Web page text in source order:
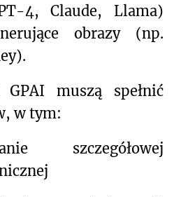
4, Claude, Llama)
obrazy (np.
muszą spełnić
w tym:
szczegółowej